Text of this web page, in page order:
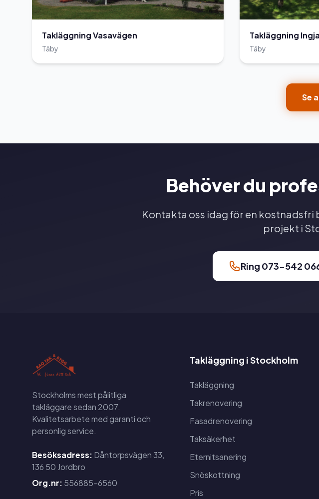
Takläggning Vasavägen
Täby
Takläggning
Täby
Se
Behöver du
Kontakta oss idag för en
projekt i
Ring 073-542
Stockholms mest pålitliga
takläggare sedan 2007.
Kvalitetsarbete med garanti och
personlig service.
Besöksadress: Dåntorpsvägen 33,
136 50 Jordbro
Org.nr: 556885-6560
Takläggning i Stockholm
Takläggning
Takrenovering
Fasadrenovering
Taksäkerhet
Eternitsanering
Snöskottning
Pris